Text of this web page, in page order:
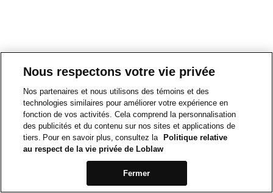
Nous respectons votre vie privée
Nos partenaires et nous utilisons des témoins et des
technologies similaires pour améliorer votre expérience en
fonction de vos activités. Cela comprend la personnalisation
des publicités et du contenu sur nos sites et applications de
tiers. Pour en savoir plus, consultez la
Politique relative
au respect de la vie privée de Loblaw
Fermer